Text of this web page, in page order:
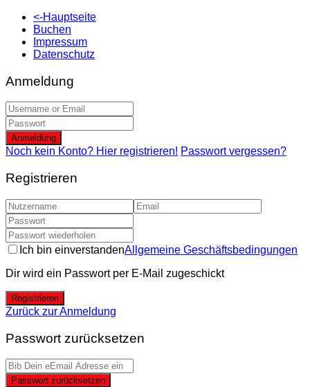
<-Hauptseite
Buchen
Impressum
Datenschutz
Anmeldung
Anmeldung
Noch kein Konto? Hier registrieren! Passwort vergessen?
Registrieren
Ich bin einverstandenAllgemeine Geschäftsbedingungen
Dir wird ein Passwort per E-Mail zugeschickt
Registrieren
Zurück zur Anmeldung
Passwort zurücksetzen
Passwort zurücksetzen